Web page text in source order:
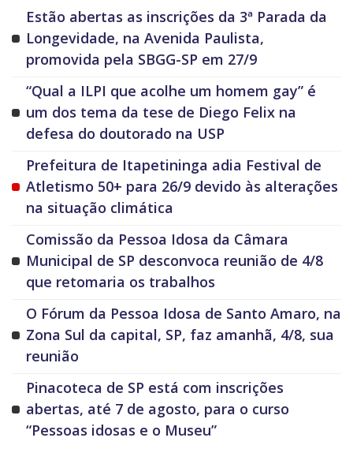
Estão abertas as inscrições da 3ª Parada da
Longevidade, na Avenida Paulista,
promovida pela SBGG-SP em 27/9
“Qual a ILPI que acolhe um homem gay” é
um dos tema da tese de Diego Felix na
defesa do doutorado na USP
Prefeitura de Itapetininga adia Festival de
Atletismo 50+ para 26/9 devido às alterações
na situação climática
Comissão da Pessoa Idosa da Câmara
Municipal de SP desconvoca reunião de 4/8
que retomaria os trabalhos
O Fórum da Pessoa Idosa de Santo Amaro, na
Zona Sul da capital, SP, faz amanhã, 4/8, sua
reunião
Pinacoteca de SP está com inscrições
abertas, até 7 de agosto, para o curso
“Pessoas idosas e o Museu”